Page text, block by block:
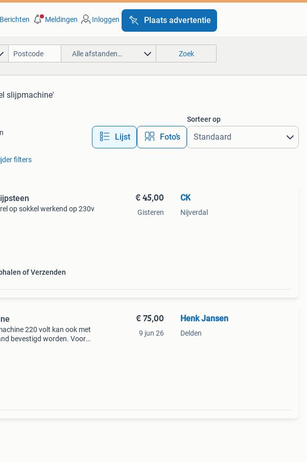
Berichten Meldingen Inloggen Plaats advertentie
Alle afstanden… Zoek
slijpmachine'
Lijst Foto’s
Sorteer op
filters
op sokkel werkend op 230v
of Verzenden
€ 45,00
Gisteren
CK
Nijverdal
220 volt kan ook met
bevestigd worden. Voor
€ 75,00
9 jun 26
Henk Jansen
Delden